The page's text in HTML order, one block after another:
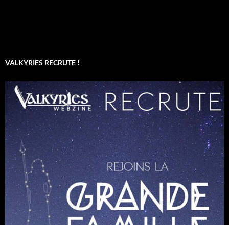
VALKYRIES RECRUTE !